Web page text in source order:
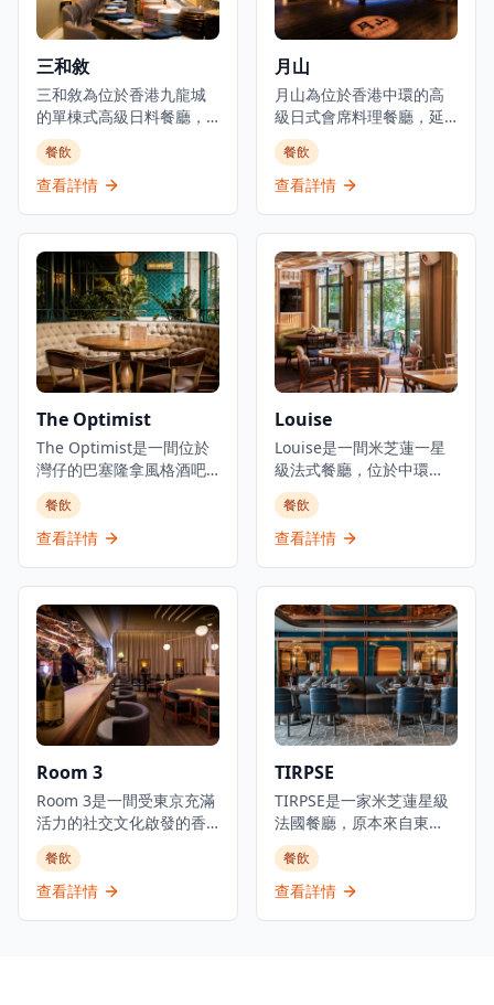
三和敘
三和敘為位於香港九龍城
的單棟式高級日料餐廳，
集結三大傳統日本料理：
壽司、鐵板燒、爐端燒的
日式餐飲概念。環境優美
以優質食材呈獻高級日式
料理，提供卓越的無菜單
料理體驗。主要菜單包括
三和敘御膳系列，如香煎
法國鴨肝伴美國安格斯牛
柳御膳（HK$268起）、燒
西京味噌銀鱈魚御膳
理。結合高級料理與聚會
元素，三和敘致力於為客
人提供頂級的日式用餐體
驗。
餐飲
查看詳情
月山
月山為位於香港中環的高
級日式會席料理餐廳，延
續米芝蓮星級日本料理的
血統。餐廳佔地3,000平方
呎，由資深廚藝團隊領
配佳餚的會席料理，同時
提供廚師發辦壽司料理及
各式地道和食選擇。餐廳
專注於無菜單料理及會席
晚餐體驗，體現日本飲食
文化中「時令食材」的精
神。季節性輪換的無菜單
帶領食客展開多道菜式的
美食之旅。餐廳位於H
Queen's，提供精緻用餐
體驗，採預約制服務。
餐飲
查看詳情
The Optimist
The Optimist是一間位於
灣仔的巴塞隆拿風格酒吧
及西班牙烤肉餐廳，佔地
三層，提供正宗慷慨的西
班牙北部用餐體驗。餐廳
食，採用免服務費經營模
式。憑藉其西班牙北部料
理和雞尾酒，The
Optimist為客人提供正宗
的西班牙美食傳統，主打
適合分享和在充滿活力的
社交氛圍中享用的菜式。
餐飲
查看詳情
Louise
Louise是一間米芝蓮一星
級法式餐廳，位於中環
PMQ（前已婚警察宿舍）
的兩層歷史建築內，是香
港的創意中心。這是JIA
Royer（前亞洲50最佳餐廳
第一名Odette主廚）的合
作項目，提供溫馨的法式
料理和真誠的款待服務。
餐廳由主廚Loïc Portalier
掌舵，展現精緻的法式料
理，採用最優質的時令食
Louise位於香港PMQ的花
園內，在優雅的歷史建築
中提供高品質的料理。
餐飲
查看詳情
Room 3
Room 3是一間受東京充滿
活力的社交文化啟發的香
港都市美食酒吧，提供日
式小食以及豐富的葡萄
酒、威士忌、優質清酒和
餐飲
查看詳情
TIRPSE
TIRPSE是一家米芝蓮星級
法國餐廳，原本來自東
京，現在在香港營業，與
東方體驗有著深厚的聯
繫。餐廳由日本主廚掌
餐飲
查看詳情